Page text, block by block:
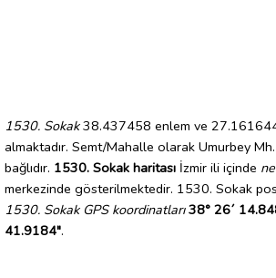
1530. Sokak38.437458 enlem ve
almaktadır. Semt/Mahalle olarak Umurbey
bağlıdır. 1530. Sokak haritası İzmir ili içinde
merkezinde gösterilmektedir. 1530. Sokak
1530. Sokak GPS koordinatları 38° 26´
41.9184".